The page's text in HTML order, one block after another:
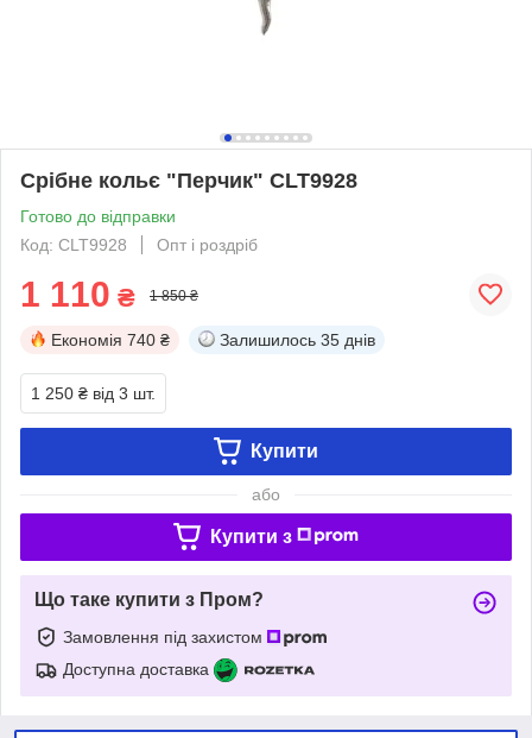
Срібне кольє "Перчик" CLT9928
Готово до відправки
Код: CLT9928
Опт і роздріб
1 110 ₴ 1 850 ₴
Економія 740 ₴ Залишилось 35 днів
1 250 ₴ від 3 шт.
Купити
або
Купити з
Що таке купити з Пром?
Замовлення під захистом
Доступна доставка